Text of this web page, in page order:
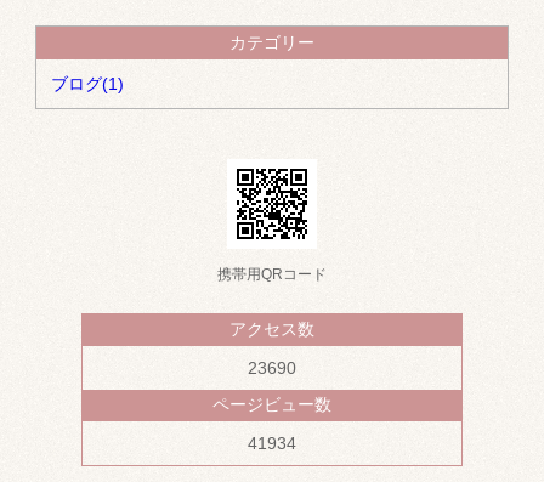
カテゴリー
ブログ(1)
携帯用QRコード
アクセス数
23690
ページビュー数
41934